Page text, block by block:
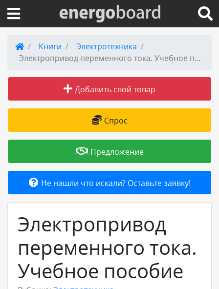
Вход на сайт
Публикации
Товары и услуги
Добавить товар или услугу
Книги
Электротехника
Электропривод переменного тока. Учебное пособие
Добавить свой товар
Спрос
Предложение
Не нашли что искали? Оставьте заявку!
Электропривод
переменного тока.
Учебное пособие